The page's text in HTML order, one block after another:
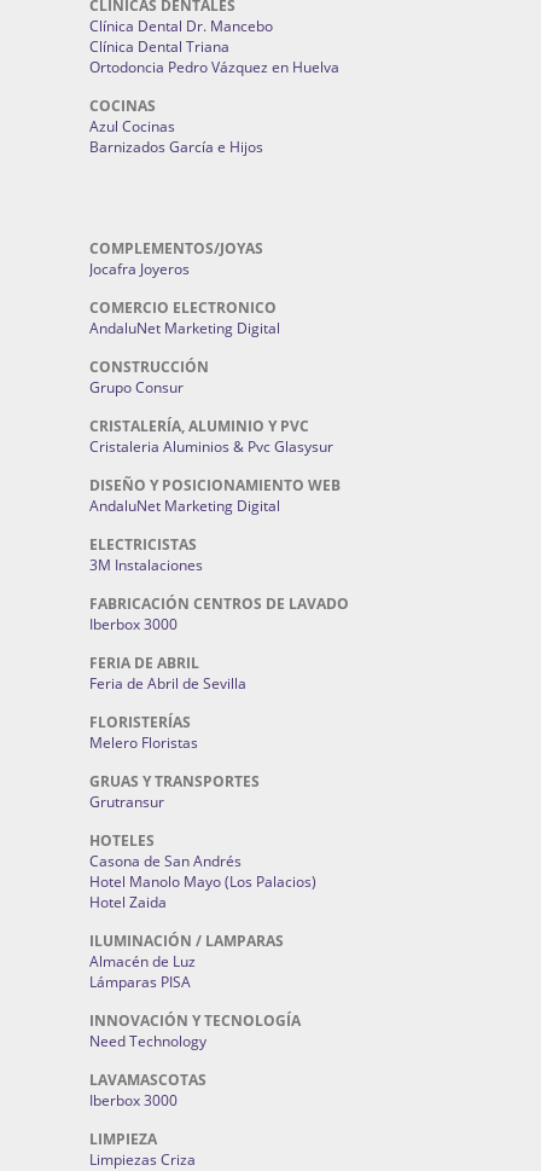
CLINICAS DENTALES
Clínica Dental Dr. Mancebo
Clínica Dental Triana
Ortodoncia Pedro Vázquez en Huelva
COCINAS
Azul Cocinas
Barnizados García e Hijos
COMPLEMENTOS/JOYAS
Jocafra Joyeros
COMERCIO ELECTRONICO
AndaluNet Marketing Digital
CONSTRUCCIÓN
Grupo Consur
CRISTALERÍA, ALUMINIO Y PVC
Cristaleria Aluminios & Pvc Glasysur
DISEÑO Y POSICIONAMIENTO WEB
AndaluNet Marketing Digital
ELECTRICISTAS
3M Instalaciones
FABRICACIÓN CENTROS DE LAVADO
Iberbox 3000
FERIA DE ABRIL
Feria de Abril de Sevilla
FLORISTERÍAS
Melero Floristas
GRUAS Y TRANSPORTES
Grutransur
HOTELES
Casona de San Andrés
Hotel Manolo Mayo (Los Palacios)
Hotel Zaida
ILUMINACIÓN / LAMPARAS
Almacén de Luz
Lámparas PISA
INNOVACIÓN Y TECNOLOGÍA
Need Technology
LAVAMASCOTAS
Iberbox 3000
LIMPIEZA
Limpiezas Criza